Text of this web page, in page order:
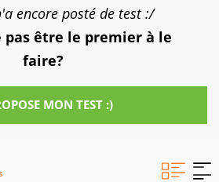
encore posté de test :/
pas être le premier à le
faire?
MON TEST :)